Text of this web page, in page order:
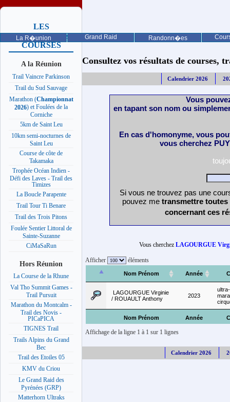
La R�union Grand Raid Randonn�es
LES
PROCHAINES
COURSES
A la Réunion
Trail Vaincre Parkinson
Trail du Sud Sauvage
Marathon (Championnat
2026) et Foulées de la
Corniche
5km de Saint Leu
10km semi-nocturnes de
Saint Leu
Course de côte de
Takamaka
Trophée Océan Indien -
Défi des Laves - Trail des
Timizes
La Boucle Parapente
Trail Tour Ti Benare
Trail des Trois Pitons
Foulée Sentier Littoral de
Sainte-Suzanne
CiMaSaRun
Hors Réunion
La Course de la Rhune
Val Tho Summit Games -
Trail Pursuit
Marathon du Montcalm -
Trail des Novis -
PICaPICA
TIGNES Trail
Trails Alpins du Grand
Bec
Trail des Etoiles 05
KMV du Criou
Le Grand Raid des
Pyrénées (GRP)
Matterhorn Ultraks
Consultez vos résultats de courses,
Calendrier 2026
Vous
en tapant son nom ou
En cas d'homonyme, vous
vous cherchez
Si vous ne trouvez pas une
pouvez me transmettre
concernant ces
Vous cherchez LAGOURGUE
Afficher éléments
Nom Prénom Année
Nom Prénom Année
LAGOURGUE Virginie
/ ROUAULT Anthony
2023
ultra-
Affichage de la ligne 1 à 1 sur 1 lignes
Calendrier 2026